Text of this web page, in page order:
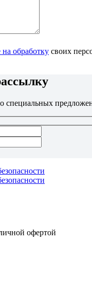
на обработку своих
специальных
офертой